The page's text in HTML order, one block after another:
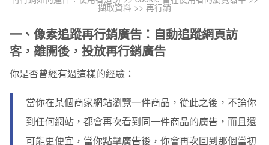
擷取資料 >> 再行銷
一、像素追蹤再行銷廣告：自動追蹤網頁訪
客，離開後，投放再行銷廣告
你是否曾經有過這樣的經驗：
當你在某個商家網站瀏覽一件商品，從此之後，不論你
到任何網站，都會再次看到同一件商品的廣告，而且還
可能更便宜，當你點擊廣告後，你會再次回到那個當初